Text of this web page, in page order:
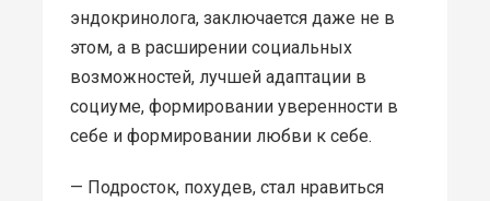
эндокринолога, заключается даже не в
этом, а в расширении социальных
возможностей, лучшей адаптации в
социуме, формировании уверенности в
себе и формировании любви к себе.
— Подросток, похудев, стал нравиться